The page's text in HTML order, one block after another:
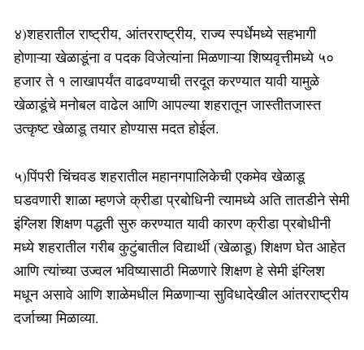
४)शहरातील राष्ट्रीय, आंतरराष्ट्रीय, राज्य स्पर्धेमध्ये सहभागी
होणाऱ्या खेळाडूंना व पदक विजेत्यांना मिळणाऱ्या शिष्यवृत्तीमध्ये ५०
हजार ते १ लाखापर्यंत वाढवण्याची तरदूत करण्यात यावी यामुळे
खेळाडूंचे मनोबल वाढेल आणि आपल्या शहरातून जास्तीतजास्त
उत्कृष्ट खेळाडू तयार होण्यास मदत होईल.
५)पिंपरी चिंचवड शहरातील महानगपालिकेची एकमेव खेळाडू
घडवणारी शाळा म्हणजे क्रीडा प्रबोधिनी त्यामध्ये अति तातडीने सेमी
इंग्लिश शिक्षण पद्धती सुरु करण्यात यावी कारण क्रीडा प्रबोधीनी
मध्ये शहरातील गरीब कुटुंबातील विद्यार्थी (खेळाडू) शिक्षण घेत आहेत
आणि त्यांच्या उज्वल भविष्यासाठी मिळणारे शिक्षण हे सेमी इंग्लिश
मधून असावे आणि शाळेमधील मिळणाऱ्या सुविधादेखील आंतरराष्ट्रीय
दर्जाच्या मिळाव्या.